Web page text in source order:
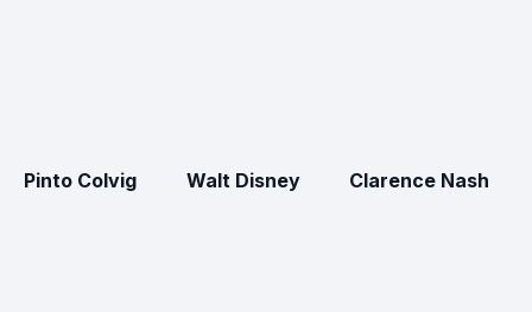
Pinto Colvig Walt Disney Clarence Nash